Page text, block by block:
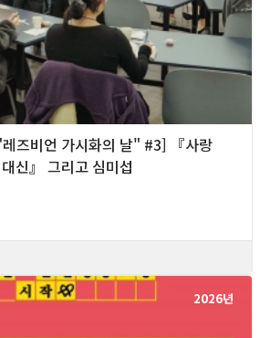
즈비언 가시화의 날" #3] 『사랑
신』 그리고 심미섭
2026년